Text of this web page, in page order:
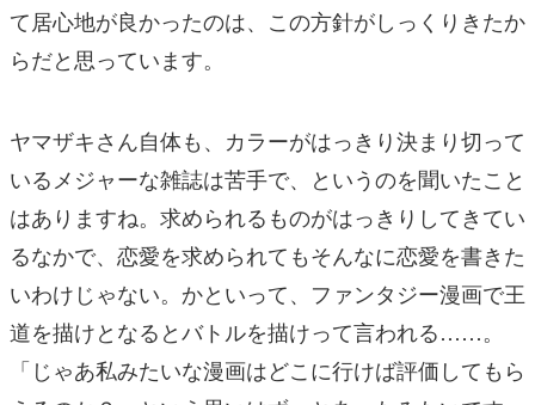
て居心地が良かったのは、この方針がしっくりきたか
らだと思っています。
ヤマザキさん自体も、カラーがはっきり決まり切って
いるメジャーな雑誌は苦手で、というのを聞いたこと
はありますね。求められるものがはっきりしてきてい
るなかで、恋愛を求められてもそんなに恋愛を書きた
いわけじゃない。かといって、ファンタジー漫画で王
道を描けとなるとバトルを描けって言われる……。
「じゃあ私みたいな漫画はどこに行けば評価してもら